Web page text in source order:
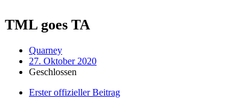
TML goes TA
Quarney
27. Oktober 2020
Geschlossen
Erster offizieller Beitrag